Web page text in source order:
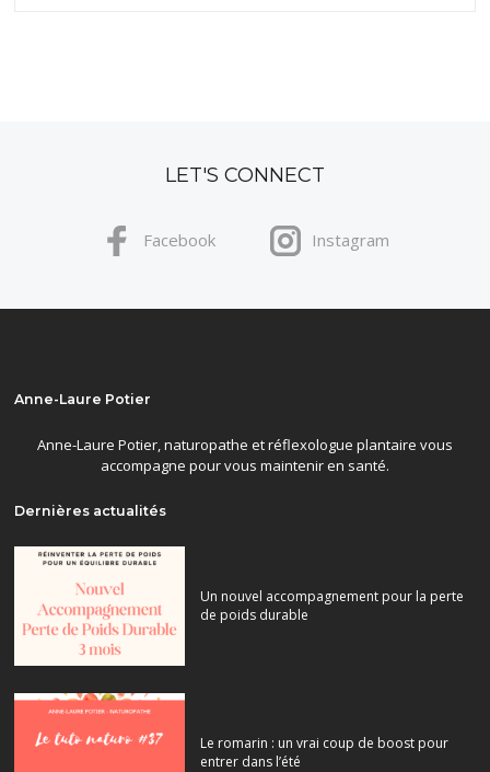
LET'S CONNECT
Facebook Instagram
Anne-Laure Potier
Anne-Laure Potier, naturopathe et réflexologue plantaire vous
accompagne pour vous maintenir en santé.
Dernières actualités
Un nouvel accompagnement pour la perte
de poids durable
Le romarin : un vrai coup de boost pour
entrer dans l’été